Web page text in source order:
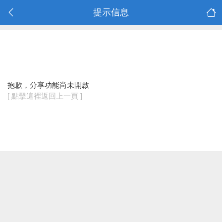
提示信息
抱歉，分享功能尚未開啟
[ 點擊這裡返回上一頁 ]